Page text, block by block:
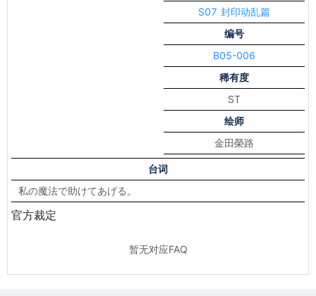
S07 封印动乱篇
编号
B05-006
稀有度
ST
绘师
金田榮路
台词
私の魔法で助けてあげる。
官方裁定
暂无对应FAQ